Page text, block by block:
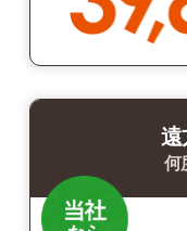
遠
何